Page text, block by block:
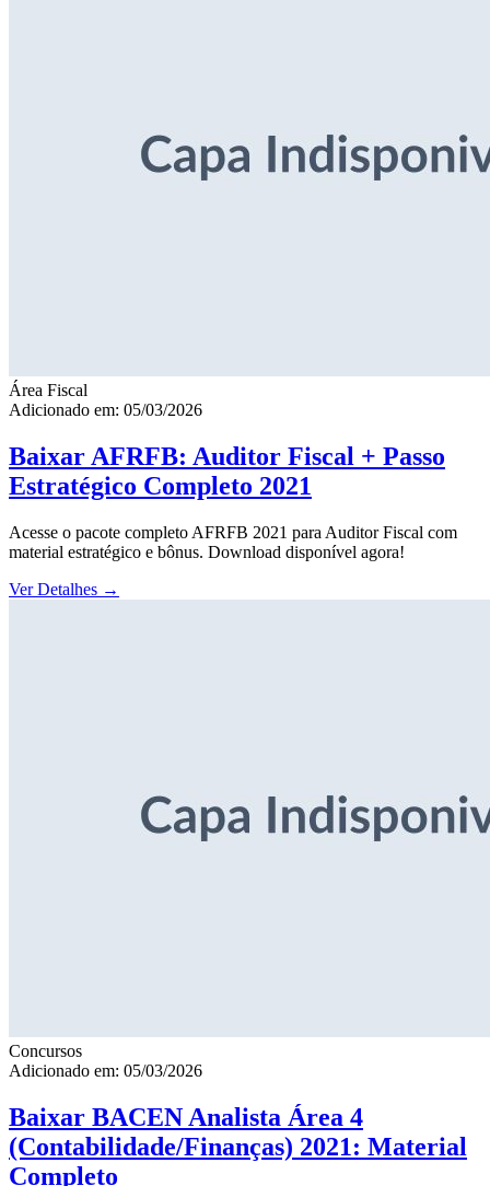
Área Fiscal
Adicionado em: 05/03/2026
Baixar AFRFB: Auditor Fiscal + Passo
Estratégico Completo 2021
Acesse o pacote completo AFRFB 2021 para Auditor Fiscal com
material estratégico e bônus. Download disponível agora!
Ver Detalhes →
Concursos
Adicionado em: 05/03/2026
Baixar BACEN Analista Área 4
(Contabilidade/Finanças) 2021: Material
Completo